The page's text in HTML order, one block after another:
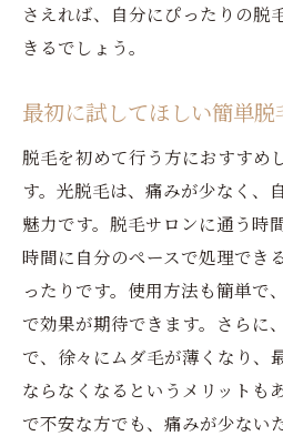
さえれば、自分にぴったりの脱
きるでしょう。
最初に試してほしい簡単脱
脱毛を初めて行う方におすすめ
す。光脱毛は、痛みが少なく、
魅力です。脱毛サロンに通う時
時間に自分のペースで処理でき
ったりです。使用方法も簡単で
で効果が期待できます。さらに
で、徐々にムダ毛が薄くなり、
ならなくなるというメリットも
で不安な方でも、痛みが少ない